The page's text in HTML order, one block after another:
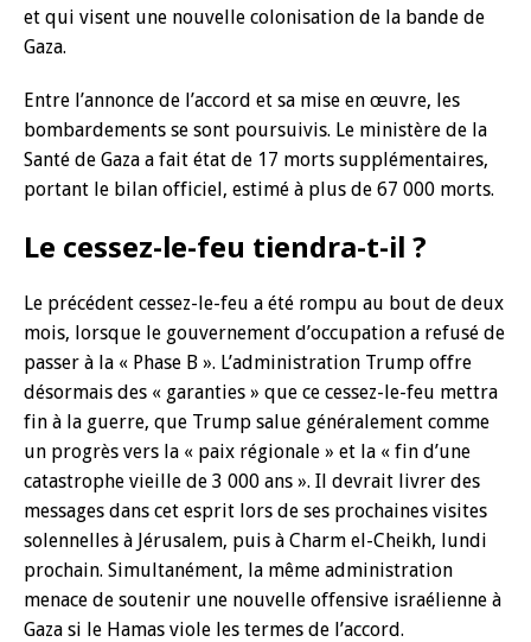
et qui visent une nouvelle colonisation de la bande de
Gaza.
Entre l’annonce de l’accord et sa mise en œuvre, les
bombardements se sont poursuivis. Le ministère de la
Santé de Gaza a fait état de 17 morts supplémentaires,
portant le bilan officiel, estimé à plus de 67 000 morts.
Le cessez-le-feu tiendra-t-il ?
Le précédent cessez-le-feu a été rompu au bout de deux
mois, lorsque le gouvernement d’occupation a refusé de
passer à la « Phase B ». L’administration Trump offre
désormais des « garanties » que ce cessez-le-feu mettra
fin à la guerre, que Trump salue généralement comme
un progrès vers la « paix régionale » et la « fin d’une
catastrophe vieille de 3 000 ans ». Il devrait livrer des
messages dans cet esprit lors de ses prochaines visites
solennelles à Jérusalem, puis à Charm el-Cheikh, lundi
prochain. Simultanément, la même administration
menace de soutenir une nouvelle offensive israélienne à
Gaza si le Hamas viole les termes de l’accord.